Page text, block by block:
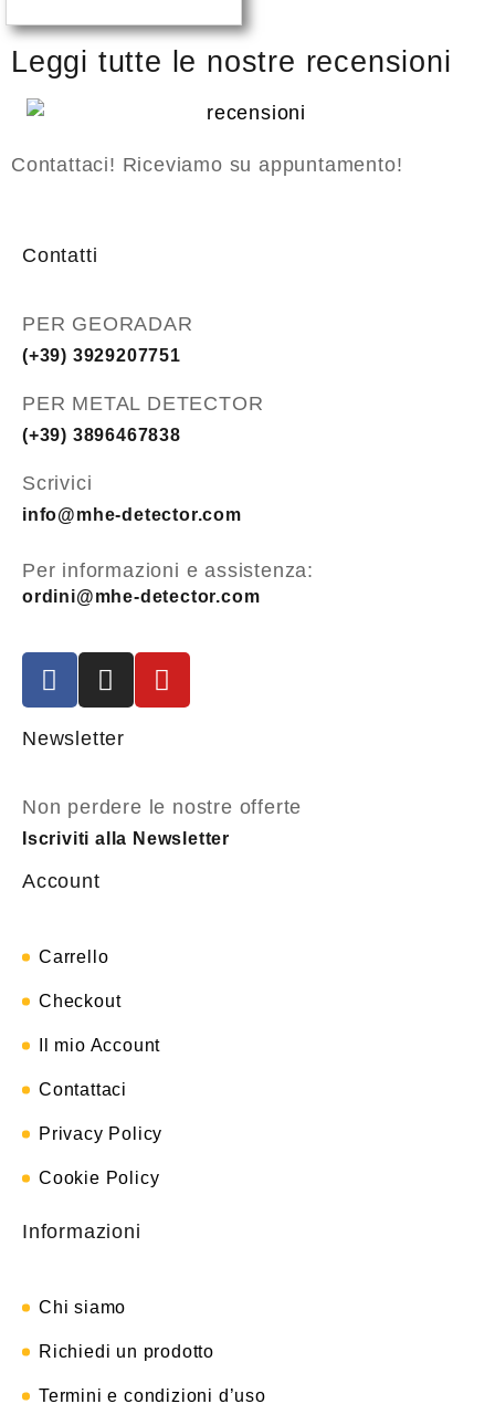
Leggi tutte le nostre recensioni
Contattaci! Riceviamo su appuntamento!
Contatti
PER GEORADAR
(+39) 3929207751
PER METAL DETECTOR
(+39) 3896467838
Scrivici
info@mhe-detector.com
Per informazioni e assistenza:
ordini@mhe-detector.com
Newsletter
Non perdere le nostre offerte
Iscriviti alla Newsletter
Account
Carrello
Checkout
Il mio Account
Contattaci
Privacy Policy
Cookie Policy
Informazioni
Chi siamo
Richiedi un prodotto
Termini e condizioni d’uso